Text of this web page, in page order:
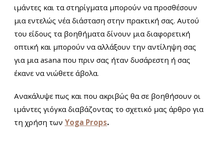
ιμάντες και τα στηρίγματα μπορούν να προσθέσουν
μια εντελώς νέα διάσταση στην πρακτική σας. Αυτού
του είδους τα βοηθήματα δίνουν μια διαφορετική
οπτική και μπορούν να αλλάξουν την αντίληψη σας
για μια asana που πριν σας ήταν δυσάρεστη ή σας
έκανε να νιώθετε άβολα.
Ανακάλυψε πως και που ακριβώς θα σε βοηθήσουν οι
ιμάντες γιόγκα διαβάζοντας το σχετικό μας άρθρο για
τη χρήση των Yoga Props.